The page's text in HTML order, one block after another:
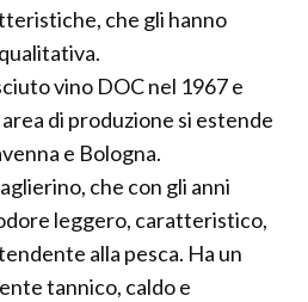
che gli hanno
vino DOC nel 1967 e
di produzione si estende
e Bologna.
che con gli anni
leggero, caratteristico,
alla pesca. Ha un
tannico, caldo e